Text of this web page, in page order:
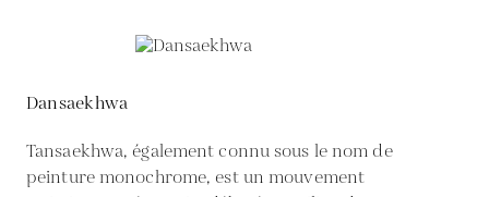
Dansaekhwa
Tansaekhwa, également connu sous le nom de
peinture monochrome, est un mouvement